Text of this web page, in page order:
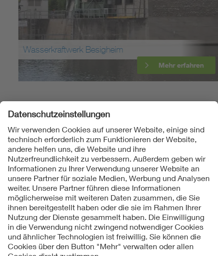
Wasserkraftwerk Besigheim
Mehr erfahren
Folgen Sie uns
Kontakte
Service